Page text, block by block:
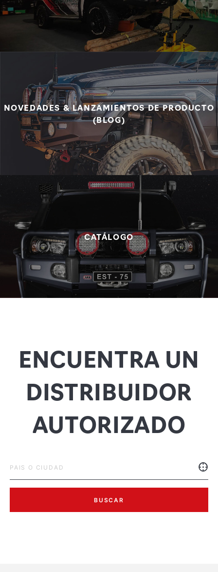
NOVEDADES & LANZAMIENTOS DE PRODUCTO
(BLOG)
CATÁLOGO
ENCUENTRA UN
DISTRIBUIDOR
AUTORIZADO
BUSCAR